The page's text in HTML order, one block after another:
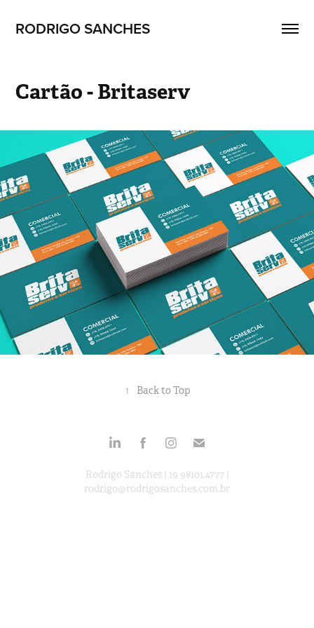
RODRIGO SANCHES
Cartão - Britaserv
↑ Back to Top
Rodrigo Sanches | 19 98101.4777 |
rodrigo@rodrigosanches.com.br